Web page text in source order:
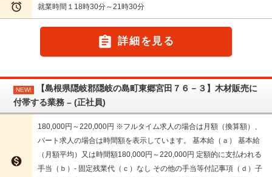
 就業時間１18時30分～21時30分
 詳細を見る
NEW!
【島根県隠岐郡隠岐の島町東郷宮田７６－３】木材販売に
付帯する業務 – (正社員)

180,000円～220,000円 ※フルタイム求人の場合は月額（換算額）、
パート求人の場合は時間額を表示しています。 基本給（ａ） 基本給
（月額平均）又は時間額180,000円～220,000円 定額的に支払われる
手当（ｂ）- 固定残業代（ｃ）なし その他の手当等付記事項（ｄ）子